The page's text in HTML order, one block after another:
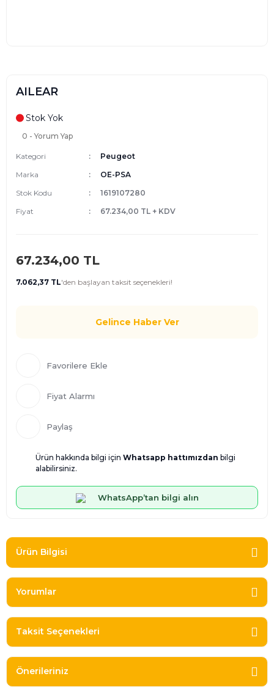
AILEAR
Stok Yok
0 - Yorum Yap
Kategori
Peugeot
Marka
OE-PSA
Stok Kodu
1619107280
Fiyat
67.234,00 TL + KDV
67.234,00 TL
7.062,37 TL'den başlayan taksit seçenekleri!
Gelince Haber Ver
Fiyat Alarmı
Paylaş
Ürün hakkında bilgi için Whatsapp hattımızdan bilgi
alabilirsiniz.
WhatsApp’tan bilgi alın
Ürün Bilgisi
Yorumlar
Taksit Seçenekleri
Önerileriniz